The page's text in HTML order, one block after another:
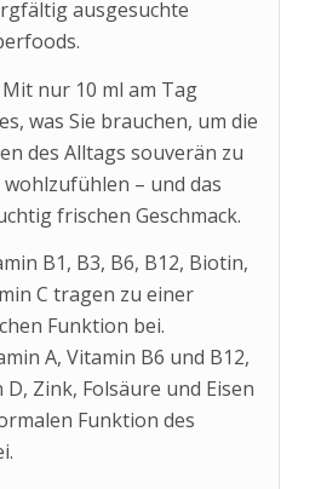
ausgesuchte
nur 10 ml am Tag
was Sie brauchen, um die
des Alltags souverän zu
– und das
frischen Geschmack.
B1, B3, B6, B12, Biotin,
C tragen zu einer
Funktion bei.
A, Vitamin B6 und B12,
Zink, Folsäure und Eisen
Funktion des